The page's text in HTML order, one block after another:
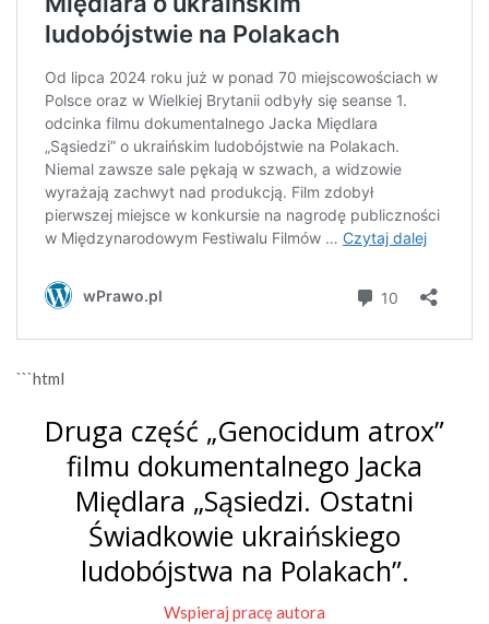
```html
Druga część „Genocidum atrox”
filmu dokumentalnego Jacka
Międlara „Sąsiedzi. Ostatni
Świadkowie ukraińskiego
ludobójstwa na Polakach”.
Wspieraj pracę autora